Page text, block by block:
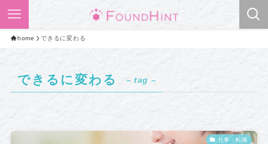
home できるに変わる
できるに変わる – tag –
仕事・転職